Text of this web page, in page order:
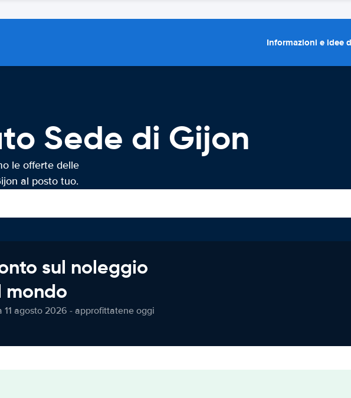
Informazioni e idee
Sede di Gijon
le offerte delle
al posto tuo.
sul noleggio
agosto 2026 - approfittatene oggi